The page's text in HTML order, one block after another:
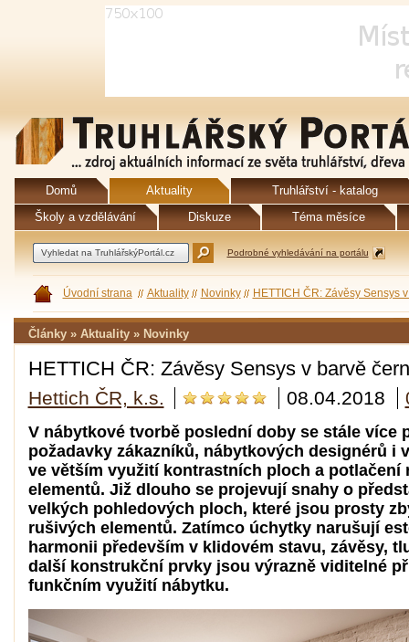
Domů Aktuality
Truhlářství - katalog
Školy a vzdělávání
Diskuze Téma měsíce
Podrobné vyhledávání na portálu
Úvodní strana Aktuality Novinky HETTICH ČR: Závěsy Sensys
Články » Aktuality » Novinky
HETTICH ČR: Závěsy Sensys v barvě
Hettich ČR, k.s. 08.04.2018
V nábytkové tvorbě poslední doby se stále více
požadavky zákazníků, nábytkových designérů i
ve větším využití kontrastních ploch a potlačení
elementů. Již dlouho se projevují snahy o
velkých pohledových ploch, které jsou prosty
rušivých elementů. Zatímco úchytky narušují
harmonii především v klidovém stavu, závěsy,
další konstrukční prvky jsou výrazně viditelné
funkčním využití nábytku.